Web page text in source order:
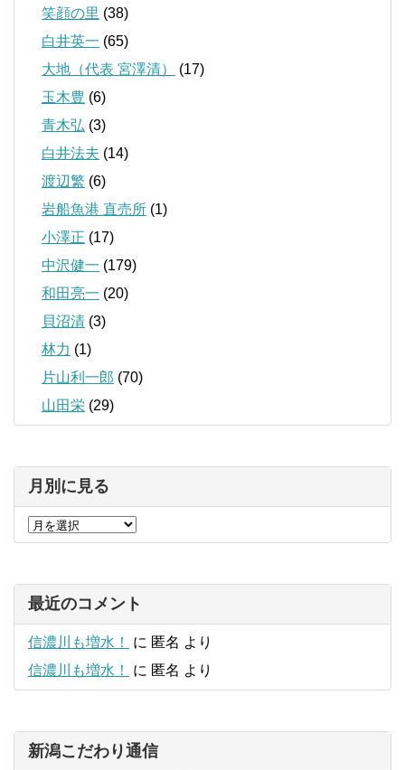
笑顔の里 (38)
白井英一 (65)
大地（代表 宮澤清）
(17)
玉木豊 (6)
青木弘 (3)
白井法夫 (14)
渡辺繁 (6)
岩船魚港 直売所 (1)
小澤正 (17)
中沢健一 (179)
和田亮一 (20)
貝沼清 (3)
林力 (1)
片山利一郎 (70)
山田栄 (29)
月別に見る
最近のコメント
信濃川も増水！ に 匿名 より
信濃川も増水！
に 匿名 より
新潟こだわり通信